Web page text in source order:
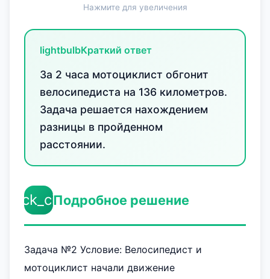
Нажмите для увеличения
lightbulbКраткий ответ
За 2 часа мотоциклист обгонит
велосипедиста на 136 километров.
Задача решается нахождением
разницы в пройденном
расстоянии.
Подробное решение
Задача №2 Условие: Велосипедист и
мотоциклист начали движение